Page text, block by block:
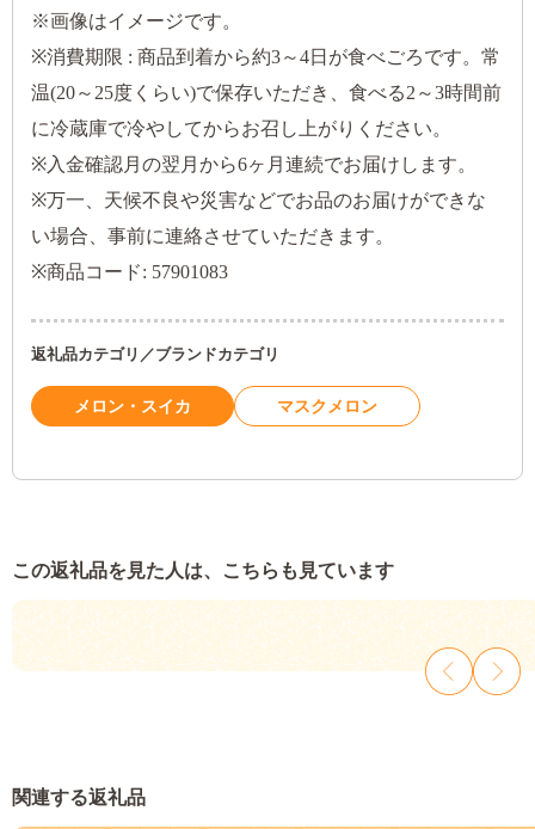
※画像はイメージです。
※消費期限 : 商品到着から約3～4日が食べごろです。常
温(20～25度くらい)で保存いただき、食べる2～3時間前
に冷蔵庫で冷やしてからお召し上がりください。
※入金確認月の翌月から6ヶ月連続でお届けします。
※万一、天候不良や災害などでお品のお届けができな
い場合、事前に連絡させていただきます。
※商品コード: 57901083
返礼品カテゴリ／ブランドカテゴリ
メロン・スイカ マスクメロン
この返礼品を見た人は、こちらも見ています
関連する返礼品